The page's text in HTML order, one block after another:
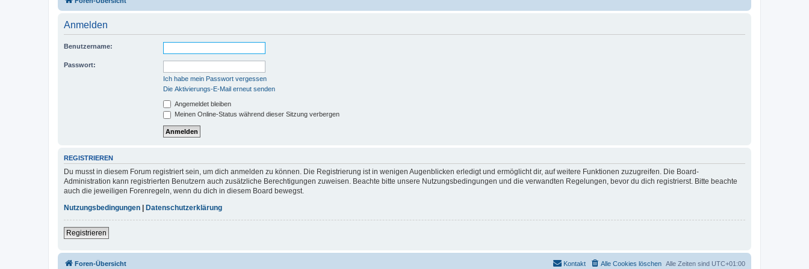
Anmelden
Benutzername:
Passwort:
Ich habe mein Passwort vergessen
Die Aktivierungs-E-Mail erneut senden
Angemeldet bleiben
Meinen Online-Status während dieser Sitzung verbergen
REGISTRIEREN
Du musst in diesem Forum registriert sein, um dich anmelden zu können. Die Registrierung ist in wenigen Augenblicken erledigt und ermöglicht dir, auf weitere Funktionen zuzugreifen. Die Board-
Administration kann registrierten Benutzern auch zusätzliche Berechtigungen zuweisen. Beachte bitte unsere Nutzungsbedingungen und die verwandten Regelungen, bevor du dich registrierst. Bitte beachte
auch die jeweiligen Forenregeln, wenn du dich in diesem Board bewegst.
Nutzungsbedingungen
Datenschutzerklärung
Registrieren
Foren-Übersicht Alle Zeiten sind UTC+01:00
Alle Cookies löschen
Kontakt